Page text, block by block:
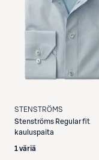
STENSTRÖMS
Stenströms Regular fit
kauluspaita
1 väriä